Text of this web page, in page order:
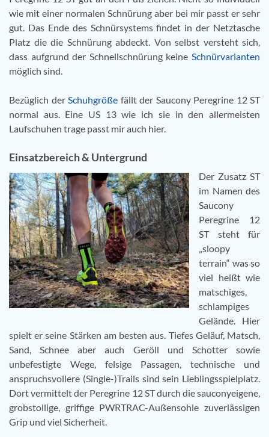
wie mit einer normalen Schnürung aber bei mir passt er sehr
gut. Das Ende des Schnürsystems findet in der Netztasche
Platz die die Schnürung abdeckt. Von selbst versteht sich,
dass aufgrund der Schnellschnürung keine Schnürvarianten
möglich sind.
Bezüglich der Schuhgröße fällt der Saucony Peregrine 12 ST
normal aus. Eine US 13 wie ich sie in den allermeisten
Laufschuhen trage passt mir auch hier.
Einsatzbereich & Untergrund
Der Zusatz ST
im Namen des
Saucony
Peregrine 12
ST steht für
„sloopy
terrain“ was so
viel heißt wie
matschiges,
schlampiges
Gelände. Hier
spielt er seine Stärken am besten aus. Tiefes Geläuf, Matsch,
Sand, Schnee aber auch Geröll und Schotter sowie
unbefestigte Wege, felsige Passagen, technische und
anspruchsvollere (Single-)Trails sind sein Lieblingsspielplatz.
Dort vermittelt der Peregrine 12 ST durch die sauconyeigene,
grobstollige, griffige PWRTRAC-Außensohle zuverlässigen
Grip und viel Sicherheit.